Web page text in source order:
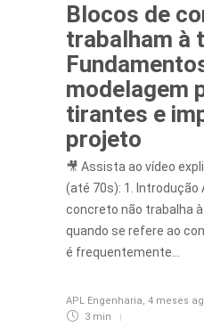
Blocos de
trabalham à
modelagem
tirantes e
projeto
🎥 Assista ao vídeo
(até 70s): 1. Introdução
concreto não trabalha
quando se refere ao
é frequentemente…
APL Engenharia, 4 meses
3 min